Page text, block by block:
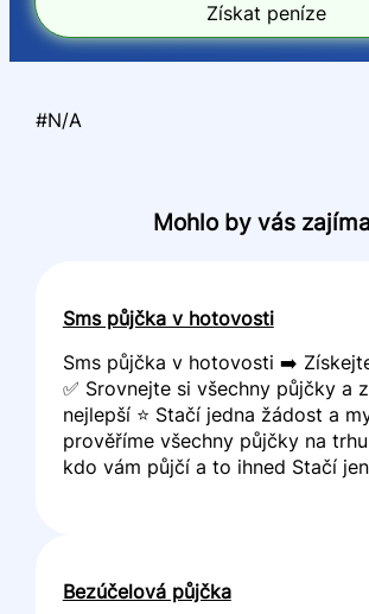
Získat peníze
#N/A
Mohlo by vás
Sms půjčka v hotovosti
Sms půjčka v hotovosti ➡️
✅ Srovnejte si všechny půjčky a
nejlepší ⭐ Stačí jedna žádost a
prověříme všechny půjčky na
kdo vám půjčí a to ihned Stačí
Bezúčelová půjčka